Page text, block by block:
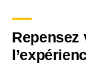
Repensez